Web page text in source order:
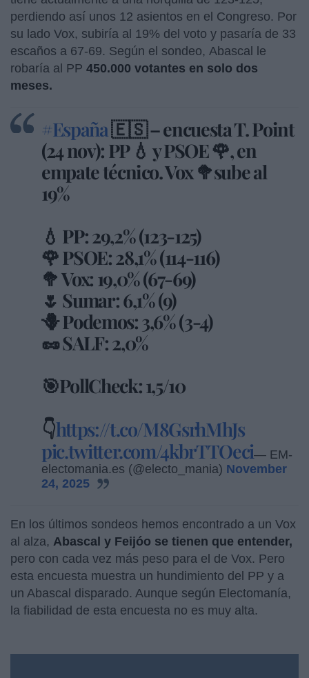
perdiendo así unos 12 asientos en el Congreso. Por
su lado Vox, subiría al 19% del voto y pasaría de 33
escaños a 67-69. Según el sondeo, Abascal le
robaría al PP 450.000 votantes en solo dos
meses.
#España🇪🇸 – encuesta T. Point
(24 nov): PP 💧 y PSOE 🌹, en
empate técnico. Vox 🥦sube al
19%
💧 PP: 29,2% (123-125)
🌹 PSOE: 28,1% (114-116)
🥦 Vox: 19,0% (67-69)
🌷 Sumar: 6,1% (9)
🪻 Podemos: 3,6% (3-4)
🥜 SALF: 2,0%
🎯PollCheck: 1,5/10
👇https://t.co/M8GsrhMhJs
pic.twitter.com/4kbrTTOeci— EM-
electomania.es (@electo_mania) November
24, 2025
En los últimos sondeos hemos encontrado a un Vox
al alza, Abascal y Feijóo se tienen que entender,
pero con cada vez más peso para el de Vox. Pero
esta encuesta muestra un hundimiento del PP y a
un Abascal disparado. Aunque según Electomanía,
la fiabilidad de esta encuesta no es muy alta.